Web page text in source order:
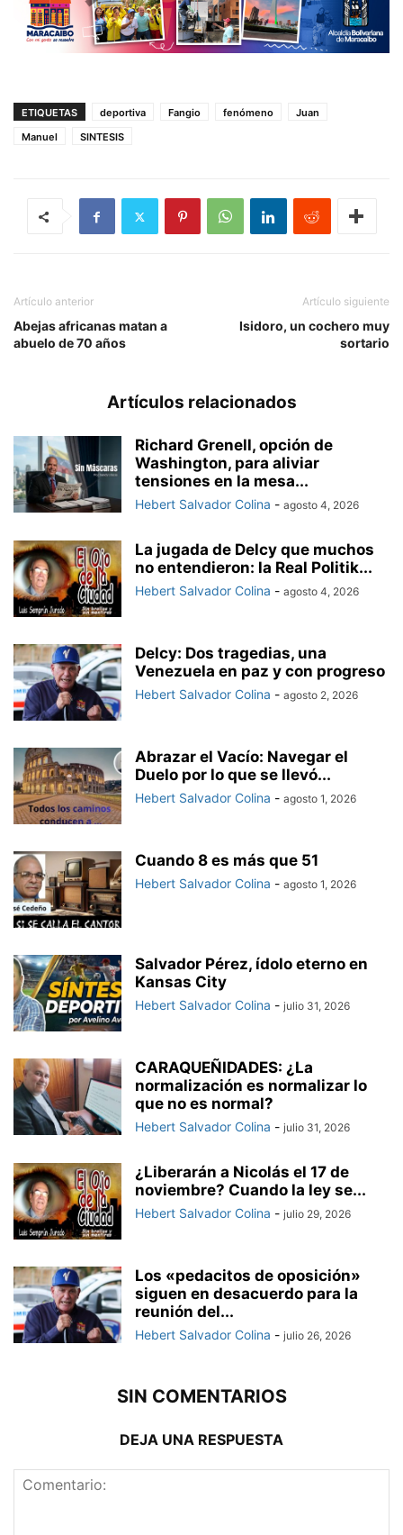
ETIQUETAS deportiva Fangio fenómeno
Juan
Manuel
SINTESIS
Artículo anterior
Abejas africanas matan a
abuelo de 70 años
Artículo siguiente
Isidoro, un cochero muy
sortario
Artículos relacionados
Richard Grenell, opción de
Washington, para aliviar
tensiones en la mesa...
Hebert Salvador Colina - agosto 4, 2026
La jugada de Delcy que muchos
no entendieron: la Real Politik...
Hebert Salvador Colina - agosto 4, 2026
Delcy: Dos tragedias, una
Venezuela en paz y con progreso
Hebert Salvador Colina - agosto 2, 2026
Abrazar el Vacío: Navegar el
Duelo por lo que se llevó...
Hebert Salvador Colina - agosto 1, 2026
Cuando 8 es más que 51
Hebert Salvador Colina - agosto 1, 2026
Salvador Pérez, ídolo eterno en
Kansas City
Hebert Salvador Colina - julio 31, 2026
CARAQUEÑIDADES: ¿La
normalización es normalizar lo
que no es normal?
Hebert Salvador Colina - julio 31, 2026
¿Liberarán a Nicolás el 17 de
noviembre? Cuando la ley se...
Hebert Salvador Colina - julio 29, 2026
Los «pedacitos de oposición»
siguen en desacuerdo para la
reunión del...
Hebert Salvador Colina - julio 26, 2026
SIN COMENTARIOS
DEJA UNA RESPUESTA